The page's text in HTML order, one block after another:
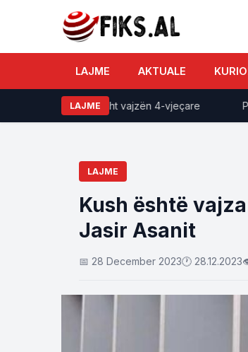
LAJME AKTUALE
LAJME
aksidentalisht vajzën 4-vjeçare
LAJME
Kush është
Jasir Asanit
📅 28 December 2023🕐 28.12.2023